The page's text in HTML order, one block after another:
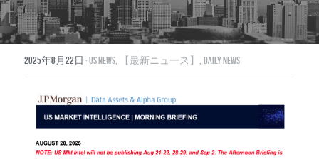
U.S. News
EuropeNews
China News
Featured Topics
2025年8月22日 ·US News, 【最新ニュース】, Daily News